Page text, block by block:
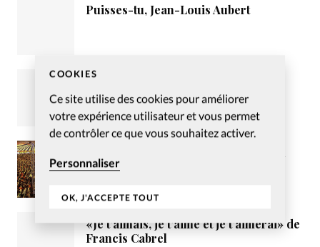
COOKIES
Ce site utilise des cookies pour améliorer
votre expérience utilisateur et vous permet
de contrôler ce que vous souhaitez activer.
Personnaliser
OK, J'ACCEPTE TOUT
Puisses-tu, Jean-Louis Aubert
Envisager la vérité au prisme de
l’individualité
Pour un consensus entre les élus du
Loiret et la mission évangélique
«Je t’aimais, je t’aime et je t’aimerai» de
Francis Cabrel